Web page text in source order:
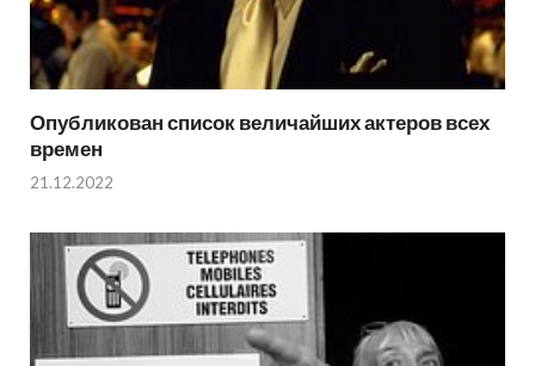
Опубликован список величайших актеров всех
времен
21.12.2022